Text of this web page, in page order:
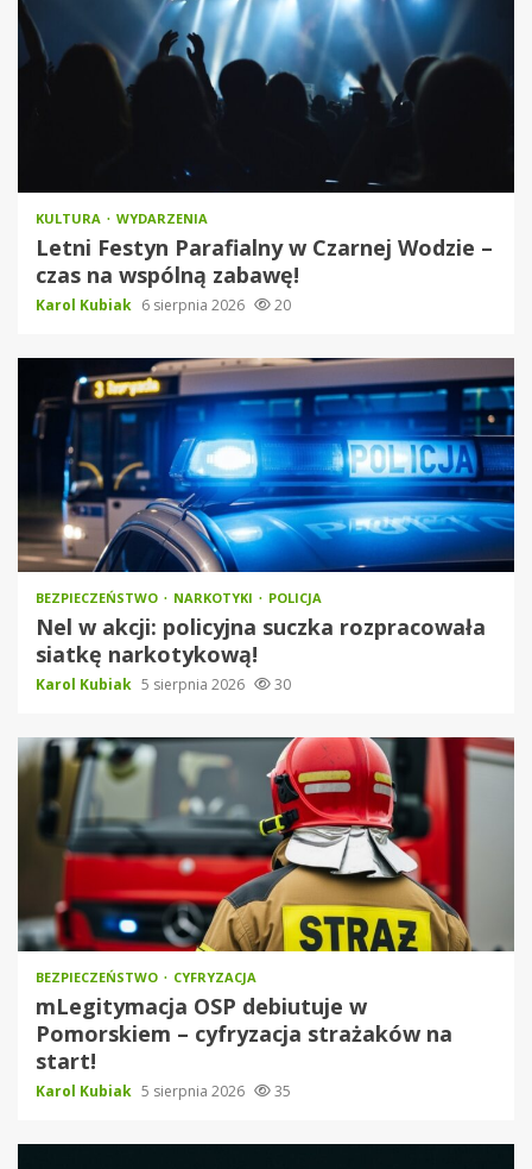
KULTURA WYDARZENIA
Letni Festyn Parafialny w Czarnej Wodzie –
czas na wspólną zabawę!
Karol Kubiak 6 sierpnia 2026 20
BEZPIECZEŃSTWO NARKOTYKI POLICJA
Nel w akcji: policyjna suczka rozpracowała
siatkę narkotykową!
Karol Kubiak 5 sierpnia 2026 30
BEZPIECZEŃSTWO CYFRYZACJA
mLegitymacja OSP debiutuje w
Pomorskiem – cyfryzacja strażaków na
start!
Karol Kubiak 5 sierpnia 2026 35